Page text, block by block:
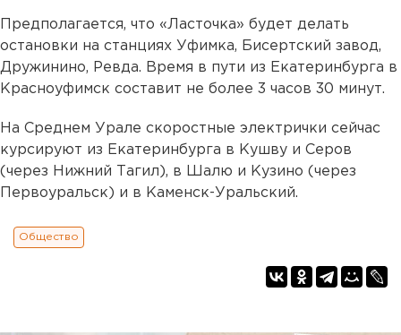
Предполагается, что «Ласточка» будет делать
остановки на станциях Уфимка, Бисертский завод,
Дружинино, Ревда. Время в пути из Екатеринбурга в
Красноуфимск составит не более 3 часов 30 минут.
На Среднем Урале скоростные электрички сейчас
курсируют из Екатеринбурга в Кушву и Серов
(через Нижний Тагил), в Шалю и Кузино (через
Первоуральск) и в Каменск-Уральский.
Общество